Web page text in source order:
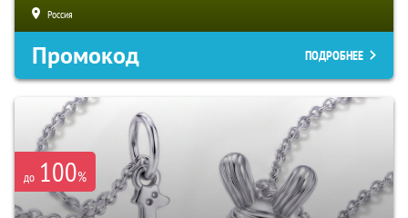
Россия
Промокод ПОДРОБНЕЕ
до 100%